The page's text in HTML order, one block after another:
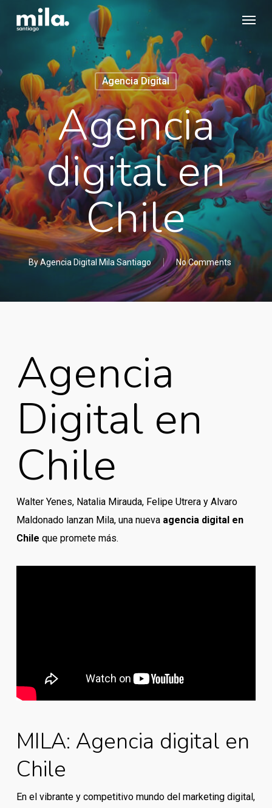
Agencia Digital
Agencia
digital en
Chile
ByAgencia Digital Mila Santiago No Comments
Agencia
Digital en
Chile
Walter Yenes, Natalia Mirauda, Felipe Utrera y Alvaro
Maldonado lanzan Mila, una nueva agencia digital en
Chile que promete más.
MILA: Agencia digital en
Chile
En el vibrante y competitivo mundo del marketing digital,